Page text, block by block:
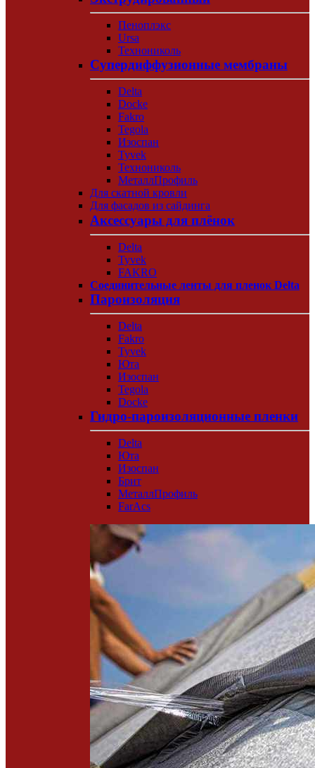
Пеноплэкс
Ursa
Технониколь
Супердиффузионные мембраны
Delta
Docke
Fakro
Tegola
Изоспан
Tyvek
Технониколь
МеталлПрофиль
Для скатной кровли
Для фасадов из сайдинга
Аксессуары для плёнок
Delta
Tyvek
FAKRO
Соединительные ленты для пленок Delta
Пароизоляция
Delta
Fakro
Tyvek
Юта
Изоспан
Tegola
Docke
Гидро-пароизоляционные пленки
Delta
Юта
Изоспан
Брит
МеталлПрофиль
FarAcs